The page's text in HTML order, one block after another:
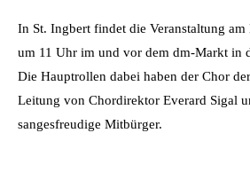
In St. Ingbert findet die Veranstaltung
um 11 Uhr im und vor dem dm-Markt in
Die Hauptrollen dabei haben der Chor
Leitung von Chordirektor Everard Sigal
sangesfreudige Mitbürger.